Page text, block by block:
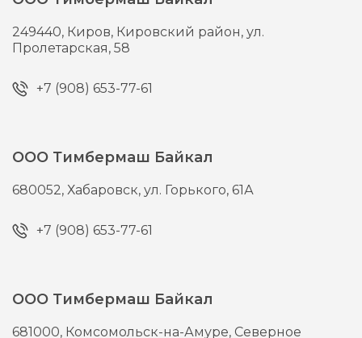
249440, Киров, Кировский район, ул.
Пролетарская, 58
+7 (908) 653-77-61
ООО Тимбермаш Байкал
680052,Хабаровск,ул. Горького, 61А
+7 (908) 653-77-61
ООО Тимбермаш Байкал
681000, Комсомольск-на-Амуре, Северное